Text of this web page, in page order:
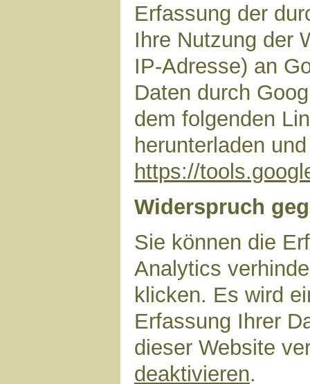
Erfassung der
Ihre Nutzung der
IP-Adresse) an
Daten durch
dem folgenden
herunterladen
https://
Widerspruch
Sie können die
Analytics
klicken. Es wird
Erfassung Ihrer
dieser Website
deaktivieren.